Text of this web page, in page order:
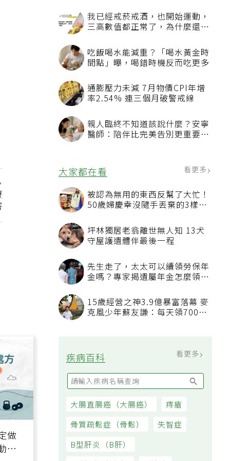
最新文章
我已經戒菸戒酒，也開始運動，
三高數值都正常了，為什麼還不
吃飯喝水能減重？「喝水黃金時
間點」曝，喝錯時機反而吃更多
通膨壓力未減 7月物價CPI年增
親人臨終不知道該說什麼？安寧
4句話值得及早說出口
大家都在看
被認為無用的東西反幫了大忙！
守屋護遺體伴最後一程
先生走了，太太可以續領勞保年
金嗎？專家揭遺屬年金怎麼領，
看順位還要看資格
15歲經營之神3.9億暴富落幕 麥
克風少年蘇友謙：每天領700元
過日子
做
、